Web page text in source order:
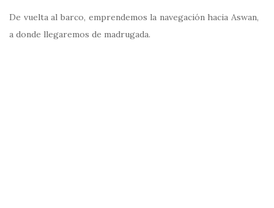
De vuelta al barco, emprendemos la navegación hacia Aswan,
a donde llegaremos de madrugada.